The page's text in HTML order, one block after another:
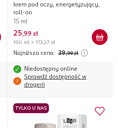
krem pod oczy, energetyzujący,
roll-on
15 ml
25,99 zł
100 ml = 173,27 zł
Najniższa cena: 39,99 zł
Niedostępny online
Sprawdź dostępność w
drogerii
TYLKO U NAS